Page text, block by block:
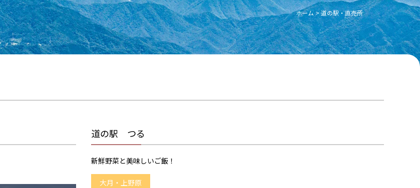
ホーム>道の駅・直売所
道の駅 つる
新鮮野菜と美味しいご飯！
大月・上野原